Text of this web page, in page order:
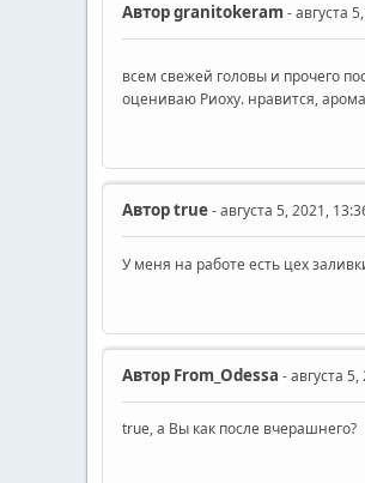
Авторgranitokeram - августа
всем свежей головы и прочего
оцениваю Риоху. нравится,
Авторtrue- августа 5, 2021,
У меня на работе есть цех
Автор From_Odessa - августа
true, а Вы как после вчерашнего?